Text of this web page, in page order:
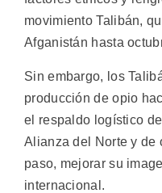
movimiento Talibán,
Afganistán hasta
Sin embargo, los
producción de opio
el respaldo logístico
Alianza del Norte y de
paso, mejorar su
internacional.